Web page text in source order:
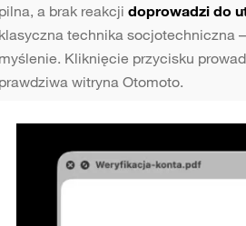
pilna, a brak reakcji doprowadzi do
klasyczna technika socjotechniczna
myślenie. Kliknięcie przycisku
prawdziwa witryna Otomoto.